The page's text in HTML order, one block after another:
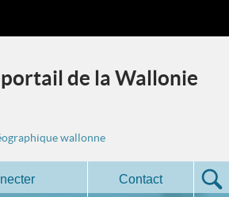
de la Wallonie
wallonne
Contact